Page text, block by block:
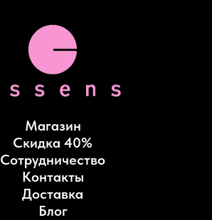
Магазин
Скидка 40%
Сотрудничество
Контакты
Доставка
Блог